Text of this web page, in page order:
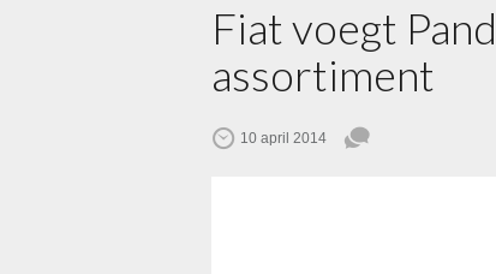
Fiat voegt
assortiment
10 april 2014